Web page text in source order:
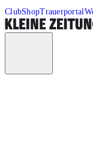
ClubShopTrauerportal